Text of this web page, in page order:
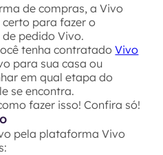
de compras, a Vivo
para fazer o
pedido Vivo.
tenha contratadoVivo
para sua casa ou
em qual etapa do
se encontra.
fazer isso! Confira só!
pela plataforma Vivo